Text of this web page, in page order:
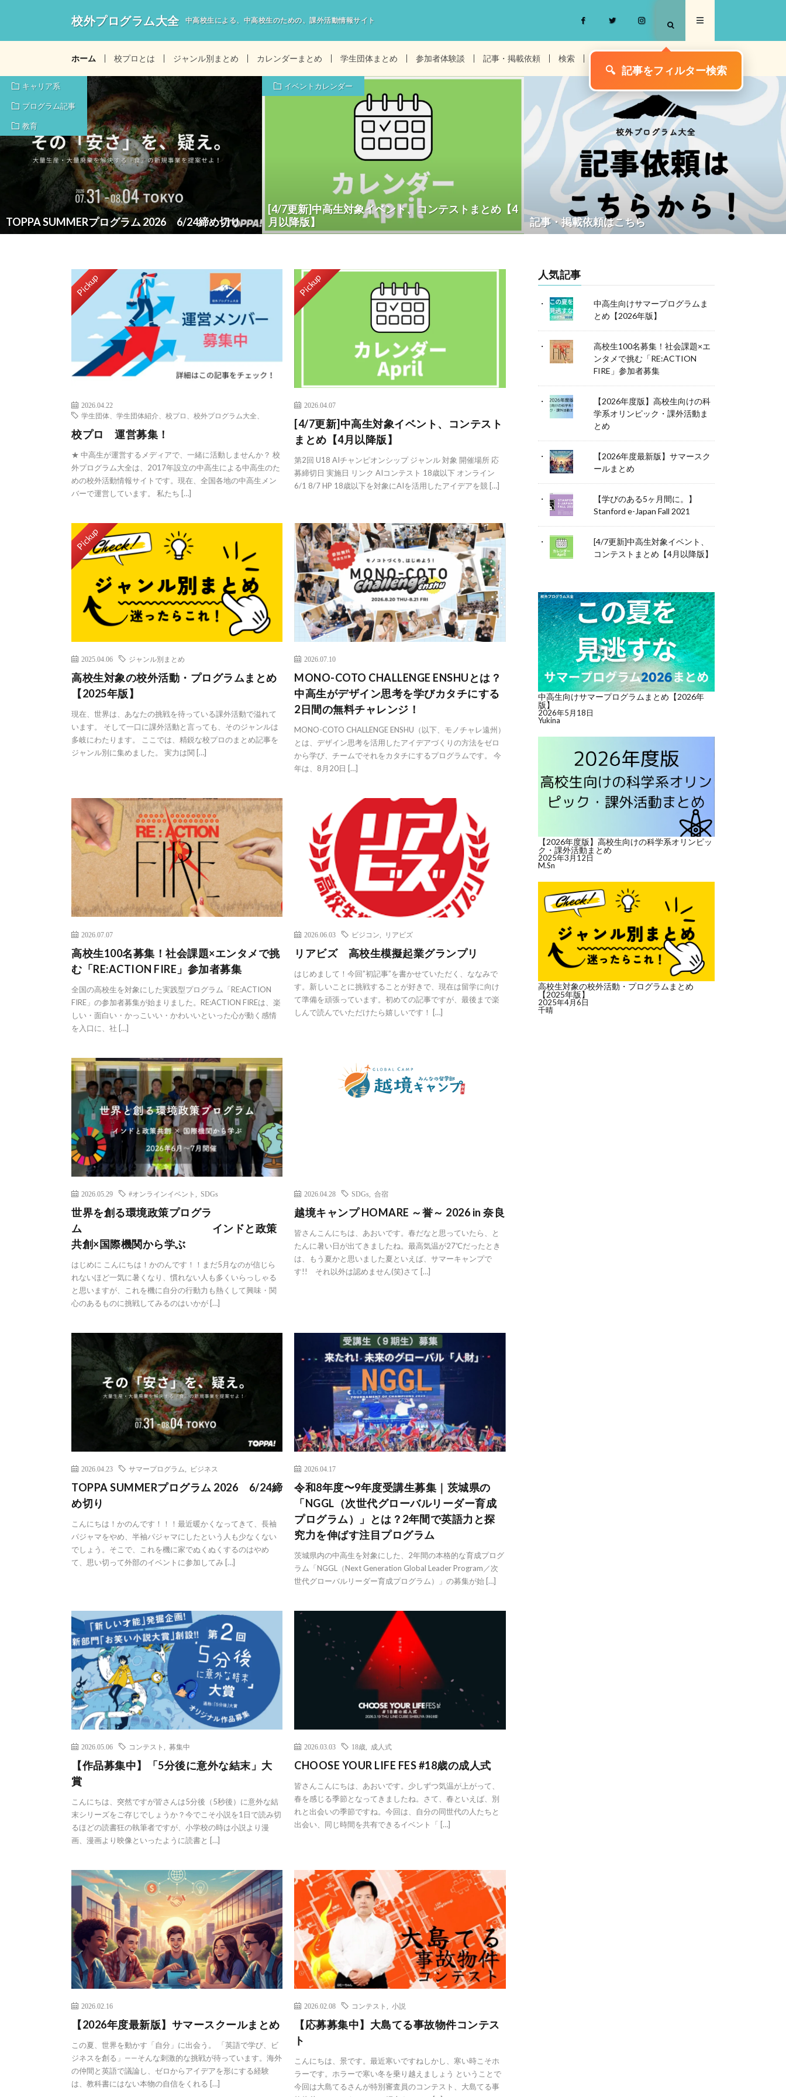
校外プログラム大全 中高校生による、中高校生のための、課外活動情報サイト
ホーム 校プロとは ジャンル別まとめ カレンダーまとめ 学生団体まとめ 参加者体験談 記事・掲載依頼 検索
キャリア系
プログラム記事
教育
TOPPA SUMMERプログラム 2026 6/24締め切り
イベントカレンダー
[4/7更新]中高生対象イベント、コンテストまとめ【4
月以降版】
記事・掲載依頼はこちら
Pickup
2026.04.22
学生団体、学生団体紹介、校プロ、校外プログラム大全、
校プロ 運営募集！
★ 中高生が運営するメディアで、一緒に活動しませんか？ 校
外プログラム大全は、2017年設立の中高生による中高生のた
めの校外活動情報サイトです。現在、全国各地の中高生メン
バーで運営しています。 私たち […]
Pickup
2026.04.07
[4/7更新]中高生対象イベント、コンテスト
まとめ【4月以降版】
第2回 U18 AIチャンピオンシップ ジャンル 対象 開催場所 応
募締切日 実施日 リンク AIコンテスト 18歳以下 オンライン
6/1 8/7 HP 18歳以下を対象にAIを活用したアイデアを競 […]
Pickup
2025.04.06 ジャンル別まとめ
高校生対象の校外活動・プログラムまとめ
【2025年版】
現在、世界は、あなたの挑戦を待っている課外活動で溢れて
います。 そして一口に課外活動と言っても、そのジャンルは
多岐にわたります。 ここでは、精鋭な校プロのまとめ記事を
ジャンル別に集めました。 実力は関 […]
2026.07.10
MONO-COTO CHALLENGE ENSHUとは？
中高生がデザイン思考を学びカタチにする
2日間の無料チャレンジ！
MONO-COTO CHALLENGE ENSHU（以下、モノチャレ遠州）
とは、デザイン思考を活用したアイデアづくりの方法をゼロ
から学び、チームでそれをカタチにするプログラムです。 今
年は、8月20日 […]
2026.07.07
高校生100名募集！社会課題×エンタメで挑
む「RE:ACTION FIRE」参加者募集
全国の高校生を対象にした実践型プログラム「RE:ACTION
FIRE」の参加者募集が始まりました。RE:ACTION FIREは、楽
しい・面白い・かっこいい・かわいいといった心が動く感情
を入口に、社 […]
2026.06.03 ビジコン リアビズ
リアビズ 高校生模擬起業グランプリ
はじめまして！今回”初記事”を書かせていただく、ななみで
す。新しいことに挑戦することが好きで、現在は留学に向け
て準備を頑張っています。初めての記事ですが、最後まで楽
しんで読んでいただけたら嬉しいです！ […]
2026.05.29 #オンラインイベント SDGs
世界を創る環境政策プログラ
ム インドと政策
共創×国際機関から学ぶ
はじめに こんにちは！かのんです！！まだ5月なのが信じら
れないほど一気に暑くなり、慣れない人も多くいらっしゃる
と思いますが、これを機に自分の行動力も熱くして興味・関
心のあるものに挑戦してみるのはいかが […]
2026.04.28 SDGs ,合宿
越境キャンプ HOMARE ～誉～ 2026 in 奈良
皆さんこんにちは、あおいです。春だなと思っていたら、と
たんに暑い日が出てきましたね。最高気温が27℃だったとき
は、もう夏かと思いました夏といえば、サマーキャンプで
す!! それ以外は認めません(笑)さて […]
2026.04.23 サマープログラム ビジネス
TOPPA SUMMERプログラム 2026 6/24締
め切り
こんにちは！かのんです！！！最近暖かくなってきて、長袖
パジャマをやめ、半袖パジャマにしたという人も少なくない
でしょう。そこで、これを機に家でぬくぬくするのはやめ
て、思い切って外部のイベントに参加してみ […]
2026.04.17
令和8年度〜9年度受講生募集｜茨城県の
「NGGL（次世代グローバルリーダー育成
プログラム）」とは？2年間で英語力と探
究力を伸ばす注目プログラム
茨城県内の中高生を対象にした、2年間の本格的な育成プログ
ラム「NGGL（Next Generation Global Leader Program／次
世代グローバルリーダー育成プログラム）」の募集が始 […]
2026.05.06 コンテスト 募集中
【作品募集中】「5分後に意外な結末」大
賞
こんにちは、突然ですが皆さんは5分後（5秒後）に意外な結
末シリーズをご存じでしょうか？今でこそ小説を1日で読み切
るほどの読書狂の執筆者ですが、小学校の時は小説より漫
画、漫画より映像といったように読書と […]
2026.03.03 18歳 成人式
CHOOSE YOUR LIFE FES #18歳の成人式
皆さんこんにちは、あおいです。少しずつ気温が上がって、
春を感じる季節となってきましたね。さて、春といえば、別
れと出会いの季節ですね。今回は、自分の同世代の人たちと
出会い、同じ時間を共有できるイベント「 […]
2026.02.16
【2026年度最新版】サマースクールまとめ
この夏、世界を動かす「自分」に出会う。 「英語で学び、ビ
ジネスを創る」——そんな刺激的な挑戦が待っています。海外
の仲間と英語で議論し、ゼロからアイデアを形にする経験
は、教科書にはない本物の自信をくれる […]
2026.02.08 コンテスト ,小説
【応募募集中】大島てる事故物件コンテス
ト
こんにちは、景です。最近寒いですねしかし、寒い時こそホ
ラーです。ホラーで寒い冬を乗り越えましょう ということで
今回は大島てるさんが特別審査員のコンテスト、大島てる事
人気記事
中高生向けサマープログラムま
とめ【2026年版】
高校生100名募集！社会課題×エ
ンタメで挑む「RE:ACTION
FIRE」参加者募集
【2026年度版】高校生向けの科
学系オリンピック・課外活動ま
とめ
【2026年度最新版】サマースク
ールまとめ
【学びのある5ヶ月間に。】
Stanford e-Japan Fall 2021
[4/7更新]中高生対象イベント、
コンテストまとめ【4月以降版】
中高生向けサマープログラムまとめ【2026年
版】
2026年5月18日
Yukina
【2026年度版】高校生向けの科学系オリンピッ
ク・課外活動まとめ
2025年3月12日
M.Sn
高校生対象の校外活動・プログラムまとめ
【2025年版】
2025年4月6日
千晴